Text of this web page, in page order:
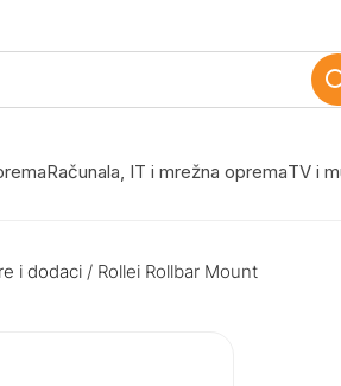
Računala, IT i mrežna opremaTV i
i dodaci / Rollei Rollbar Mount